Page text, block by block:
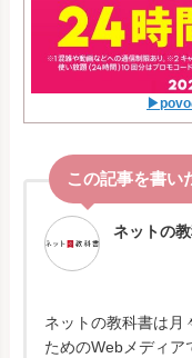
▶povo
ネットの
ネットの教科書は月
ためのWebメディア